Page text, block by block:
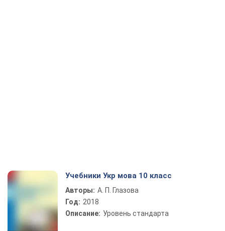
Учебники Укр мова 10 класс
Авторы: А. П. Глазова
Год: 2018
Описание: Уровень стандарта